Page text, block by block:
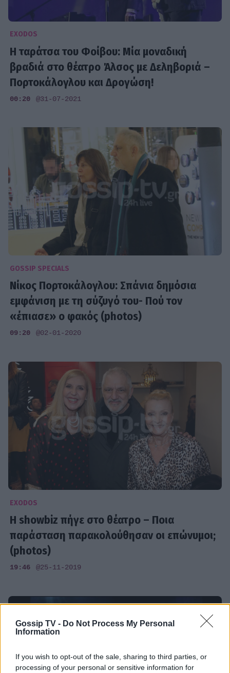
Gossip TV - Do Not Process My Personal
Information
If you wish to opt-out of the sale, sharing to third parties, or
processing of your personal or sensitive information for
EXODOS
Η ταράτσα του Φοίβου: Μία μοναδική
βραδιά στο θέατρο Άλσος με Δεληβοριά –
Πορτοκάλογλου και Δρογώση!
00:20 @31-07-2021
GOSSIP SPECIALS
Νίκος Πορτοκάλογλου: Σπάνια δημόσια
εμφάνιση με τη σύζυγό του- Πού τον
«έπιασε» ο φακός (photos)
09:20 @02-01-2020
EXODOS
H showbiz πήγε στο θέατρο – Ποια
παράσταση παρακολούθησαν οι επώνυμοι;
(photos)
19:46 @25-11-2019